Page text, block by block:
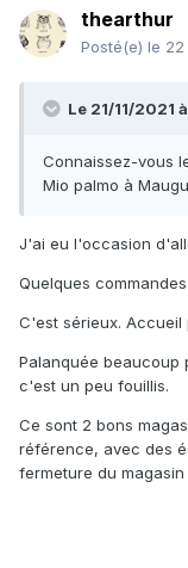
leurs attentes ou
là, je suis plutôt
même au pro.
et heureusement',
les reproduire sur
mais encore pour
ça fiertés de coter
toujours plus haut
thearthur
Posté(e) le 22
Le 21/11/2021
Connaissez-vous
Mio palmo à
J'ai eu l'occasion
Quelques
C'est sérieux. Accueil
Palanquée beaucoup
c'est un peu fouillis.
Ce sont 2 bons
référence, avec des
fermeture du